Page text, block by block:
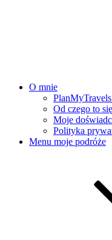
O mnie
Od czego to
Moje
Polityka
Menu moje podróże